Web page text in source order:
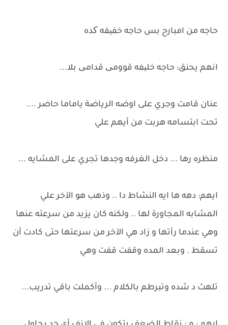
حاجه من امبارح بس حاجه خفیفه کده
انهم يحنق: حاجه خلیفه قوومی قدامی بلا...
عنان قامت وجري على اوضه الرياضة ياماما حاضر ....
تحت ابتسامه هربت من أيهم علي
منظره رها ... دخل الغرفه وجدها تجري على المشايه ...
ايهم: دهه ها ايه النشاط دا .. وذهب هو الآخر علي
المشابه المجاورة لها .. ولكنه كان يزيد من سرعته عنها
وهي عندما رأتها و زاد هي الآخر من سرعتها حتى كادت أن
تسقط . وبعد المده وقفت قفت وهي
تلهث د شده وتبرطم بالكلام ... وأكملت باقي تدريب...